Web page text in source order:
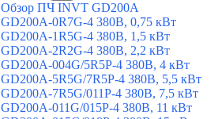
Обзор ПЧ INVT GD200A
GD200A-0R7G-4 380В, 0,75 кВт
GD200A-1R5G-4 380В, 1,5 кВт
GD200A-2R2G-4 380В, 2,2 кВт
GD200A-004G/5R5P-4 380В, 4 кВт
GD200A-5R5G/7R5P-4 380В, 5,5 кВт
GD200A-7R5G/011P-4 380В, 7,5 кВт
GD200A-011G/015P-4 380В, 11 кВт